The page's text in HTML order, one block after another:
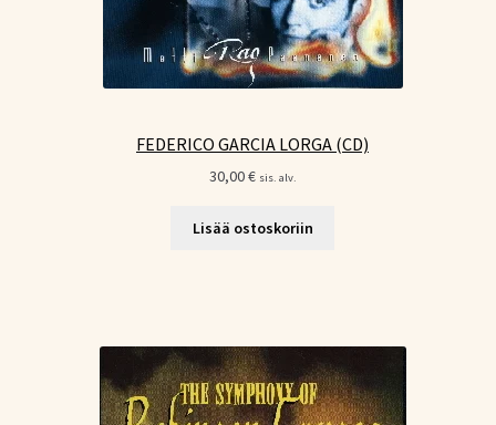
FEDERICO GARCIA LORGA (CD)
30,00€ sis. alv.
Lisää ostoskoriin